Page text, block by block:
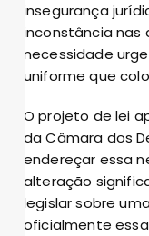
insegurança
inconstância nas
necessidade
uniforme que
O projeto de lei
da Câmara dos
endereçar essa
alteração
legislar sobre
oficialmente